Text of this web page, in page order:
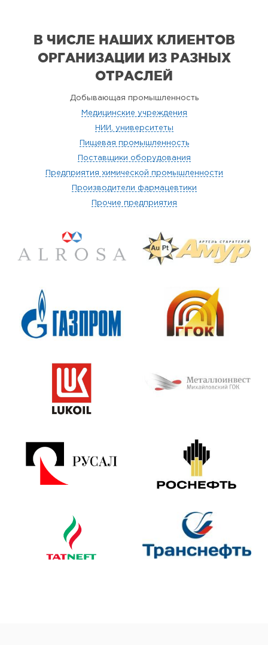
В ЧИСЛЕ НАШИХ КЛИЕНТОВ
ОРГАНИЗАЦИИ ИЗ РАЗНЫХ
ОТРАСЛЕЙ
Добывающая промышленность
Медицинские учреждения
НИИ, университеты
Пищевая промышленность
Поставщики оборудования
Предприятия химической промышленности
Производители фармацевтики
Прочие предприятия